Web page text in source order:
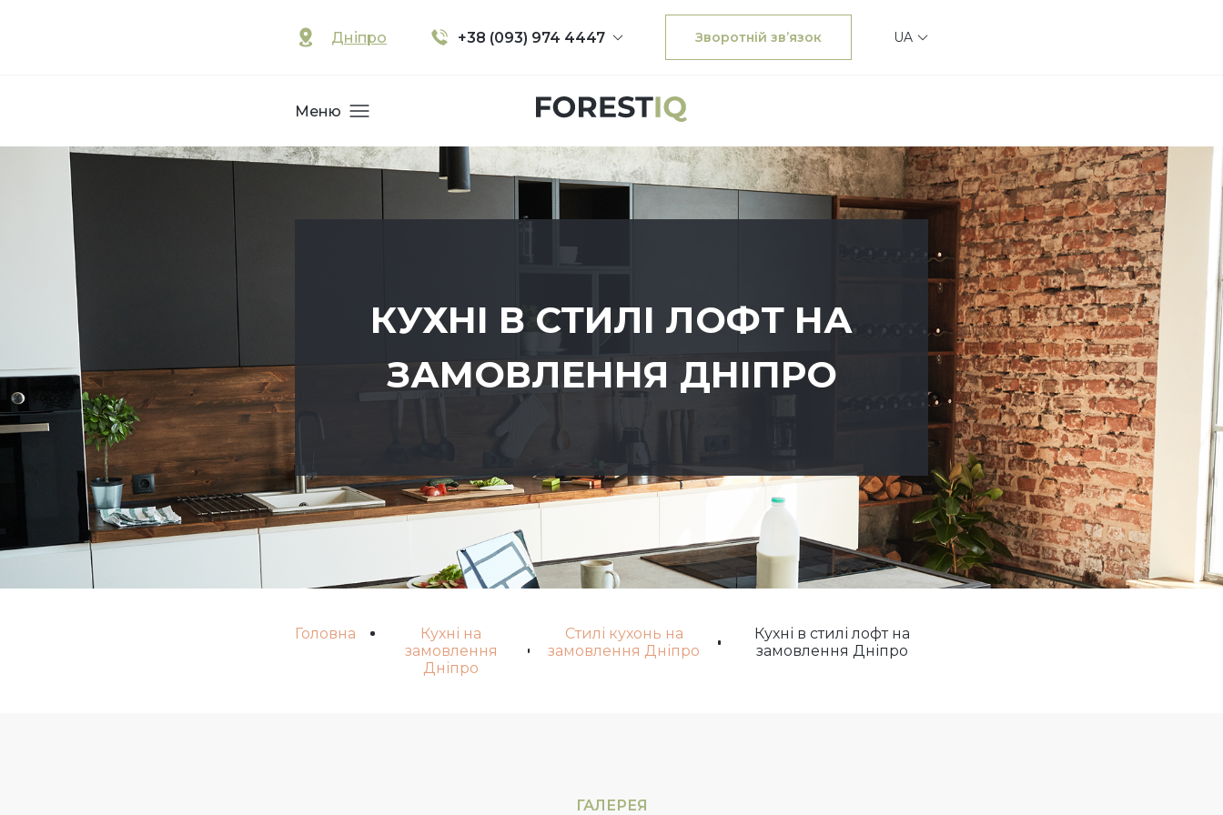
Дніпро +38 (093) 974 4447 Зворотній зв’язок UA
Меню
КУХНІ В СТИЛІ ЛОФТ НА
ЗАМОВЛЕННЯ ДНІПРО
Головна
Кухні на
замовлення
Дніпро
Стилі кухонь на
замовлення Дніпро
Кухні в стилі лофт на
замовлення Дніпро
ГАЛЕРЕЯ